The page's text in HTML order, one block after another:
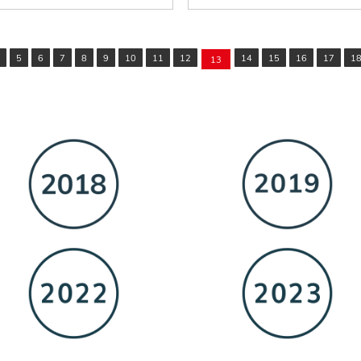
5 6 7 8 9 10 11 12 13 14 15 16 17 18